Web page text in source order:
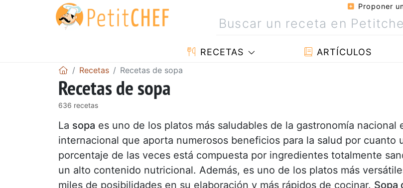
Proponer
RECETAS ARTÍCULOS
Recetas Recetas de sopa
Recetas de sopa
636 recetas
La sopa es uno de los platos más saludables de la gastronomía nacional
internacional que aporta numerosos beneficios para la salud por cuanto
porcentaje de las veces está compuesta por ingredientes totalmente
un alto contenido nutricional. Además, es uno de los platos más
miles de posibilidades en su elaboración y más rápidos de cocinar. Sopa